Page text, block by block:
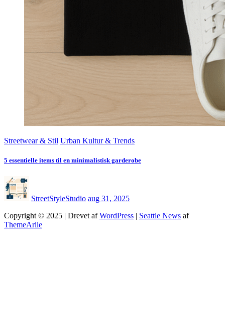
Streetwear & Stil Urban Kultur & Trends
5 essentielle items til en minimalistisk garderobe
StreetStyleStudio aug 31, 2025
Copyright © 2025 | Drevet afWordPress | Seattle News af
ThemeArile